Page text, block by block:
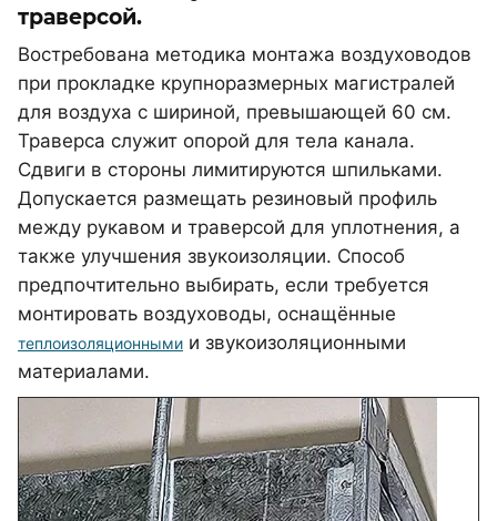
траверсой.
Востребована методика монтажа воздуховодов
при прокладке крупноразмерных магистралей
для воздуха с шириной, превышающей 60 см.
Траверса служит опорой для тела канала.
Сдвиги в стороны лимитируются шпильками.
Допускается размещать резиновый профиль
между рукавом и траверсой для уплотнения, а
также улучшения звукоизоляции. Способ
предпочтительно выбирать, если требуется
монтировать воздуховоды, оснащённые
теплоизоляционными и звукоизоляционными
материалами.